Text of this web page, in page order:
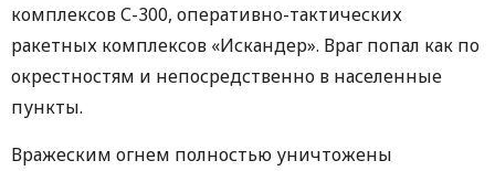
комплексов С-300, оперативно-тактических
ракетных комплексов «Искандер». Враг попал как по
окрестностям и непосредственно в населенные
пункты.
Вражеским огнем полностью уничтожены